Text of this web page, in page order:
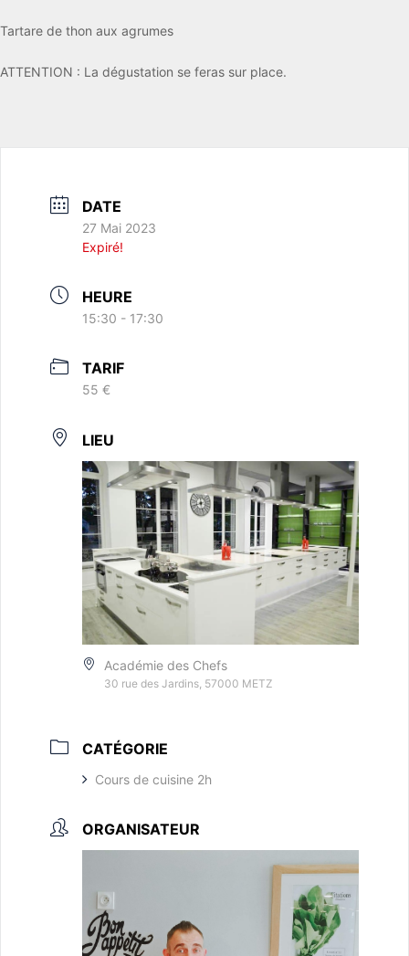
Tartare de thon aux agrumes
ATTENTION : La dégustation se feras sur place.
DATE
27 Mai 2023
Expiré!
HEURE
15:30 - 17:30
TARIF
55 €
LIEU
Académie des Chefs
30 rue des Jardins, 57000 METZ
CATÉGORIE
Cours de cuisine 2h
ORGANISATEUR